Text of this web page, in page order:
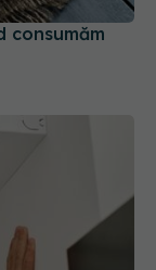
consumăm